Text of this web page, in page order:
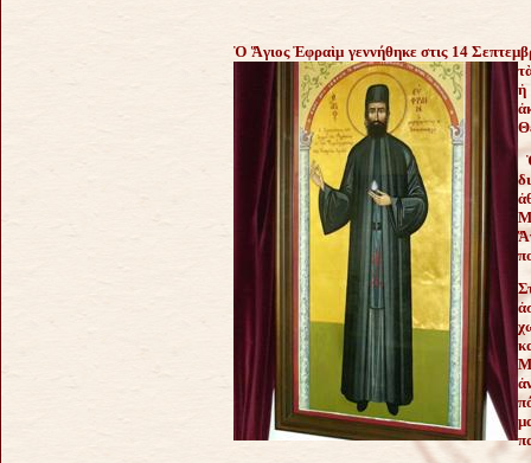
Ὁ ἍγιοςἘφραὶμ γεννήθηκε στις 14
τ
ἡ
ἀ
ἀ
Ἅ
ἀ
ἀ